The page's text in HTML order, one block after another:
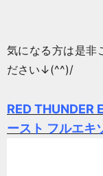
気になる方は是非
ださい↓(^^)/
RED THUNDER
ースト フルエキ